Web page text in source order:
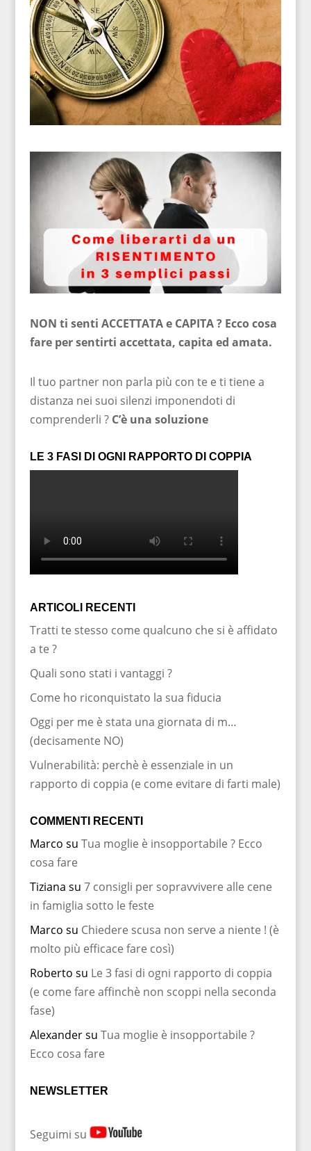
NON ti senti ACCETTATA e CAPITA ? Ecco cosa
fare per sentirti accettata, capita ed amata.
Il tuo partner non parla più con te e ti tiene a
distanza nei suoi silenzi imponendoti di
comprenderli ? C’è una soluzione
LE 3 FASI DI OGNI RAPPORTO DI COPPIA
ARTICOLI RECENTI
Tratti te stesso come qualcuno che si è affidato
a te ?
Quali sono stati i vantaggi ?
Come ho riconquistato la sua fiducia
Oggi per me è stata una giornata di m…
(decisamente NO)
Vulnerabilità: perchè è essenziale in un
rapporto di coppia (e come evitare di farti male)
COMMENTI RECENTI
Marco su Tua moglie è insopportabile ? Ecco
cosa fare
Tiziana su 7 consigli per sopravvivere alle cene
in famiglia sotto le feste
Marco su Chiedere scusa non serve a niente ! (è
molto più efficace fare così)
Roberto su Le 3 fasi di ogni rapporto di coppia
(e come fare affinchè non scoppi nella seconda
fase)
Alexandersu Tua moglie è insopportabile ?
Ecco cosa fare
NEWSLETTER
Seguimi su